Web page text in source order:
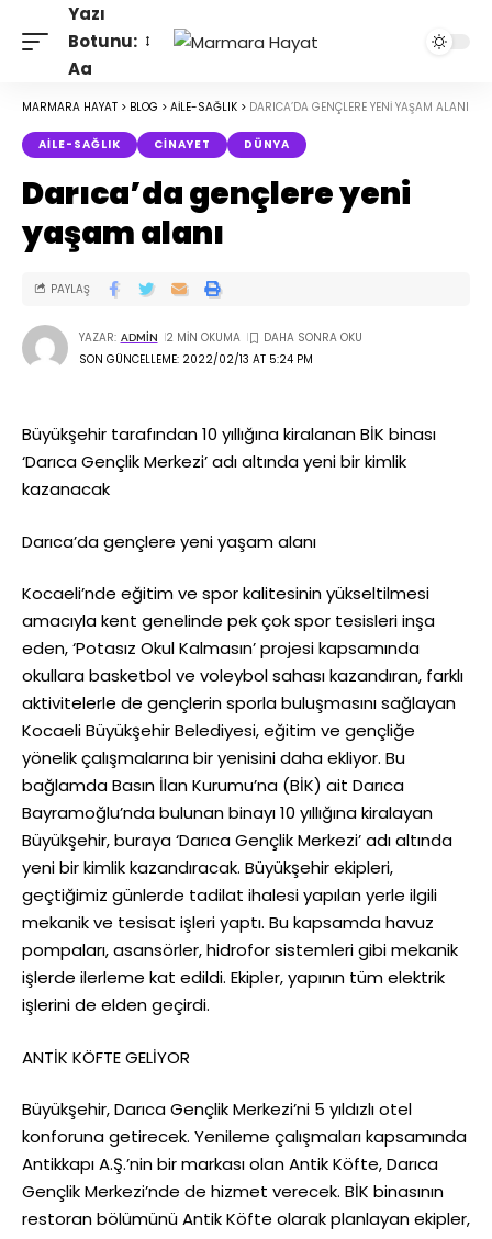
Yazı
Botunu:
Aa
MARMARA HAYAT > BLOG > AILE-SAĞLIK > DARICA’DA GENÇLERE YENI YAŞAM ALANI
AILE-SAĞLIK CINAYET DÜNYA
Darıca’da gençlere yeni
yaşam alanı
SON GÜNCELLEME: 2022/02/13 AT 5:24 PM
YAZAR: ADMIN 2 MIN OKUMA
PAYLAŞ
Büyükşehir tarafından 10 yıllığına kiralanan BİK binası
‘Darıca Gençlik Merkezi’ adı altında yeni bir kimlik
kazanacak
Darıca’da gençlere yeni yaşam alanı
Kocaeli’nde eğitim ve spor kalitesinin yükseltilmesi
amacıyla kent genelinde pek çok spor tesisleri inşa
eden, ‘Potasız Okul Kalmasın’ projesi kapsamında
okullara basketbol ve voleybol sahası kazandıran, farklı
aktivitelerle de gençlerin sporla buluşmasını sağlayan
Kocaeli Büyükşehir Belediyesi, eğitim ve gençliğe
yönelik çalışmalarına bir yenisini daha ekliyor. Bu
bağlamda Basın İlan Kurumu’na (BİK) ait Darıca
Bayramoğlu’nda bulunan binayı 10 yıllığına kiralayan
Büyükşehir, buraya ‘Darıca Gençlik Merkezi’ adı altında
yeni bir kimlik kazandıracak. Büyükşehir ekipleri,
geçtiğimiz günlerde tadilat ihalesi yapılan yerle ilgili
mekanik ve tesisat işleri yaptı. Bu kapsamda havuz
pompaları, asansörler, hidrofor sistemleri gibi mekanik
işlerde ilerleme kat edildi. Ekipler, yapının tüm elektrik
işlerini de elden geçirdi.
ANTİK KÖFTE GELİYOR
Büyükşehir, Darıca Gençlik Merkezi’ni 5 yıldızlı otel
konforuna getirecek. Yenileme çalışmaları kapsamında
Antikkapı A.Ş.’nin bir markası olan Antik Köfte, Darıca
Gençlik Merkezi’nde de hizmet verecek. BİK binasının
restoran bölümünü Antik Köfte olarak planlayan ekipler,